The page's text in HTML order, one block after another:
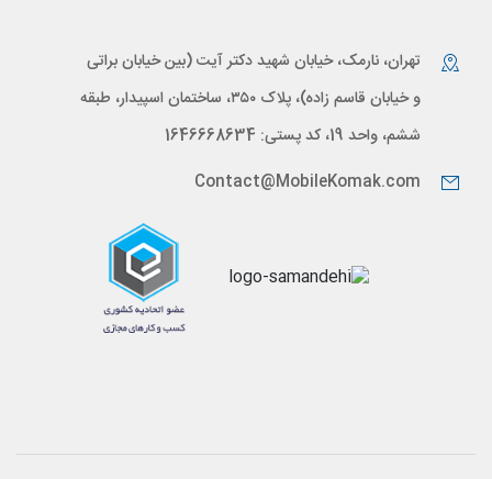
تهران، نارمک، خیابان شهید دکتر آیت (بین خیابان براتی
و خیابان قاسم زاده)، پلاک ۳۵۰، ساختمان اسپیدار، طبقه
ششم، واحد 19، کد پستی: 1646668634
Contact@MobileKomak.com